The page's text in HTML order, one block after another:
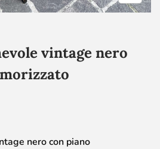
vintage nero
nero con piano